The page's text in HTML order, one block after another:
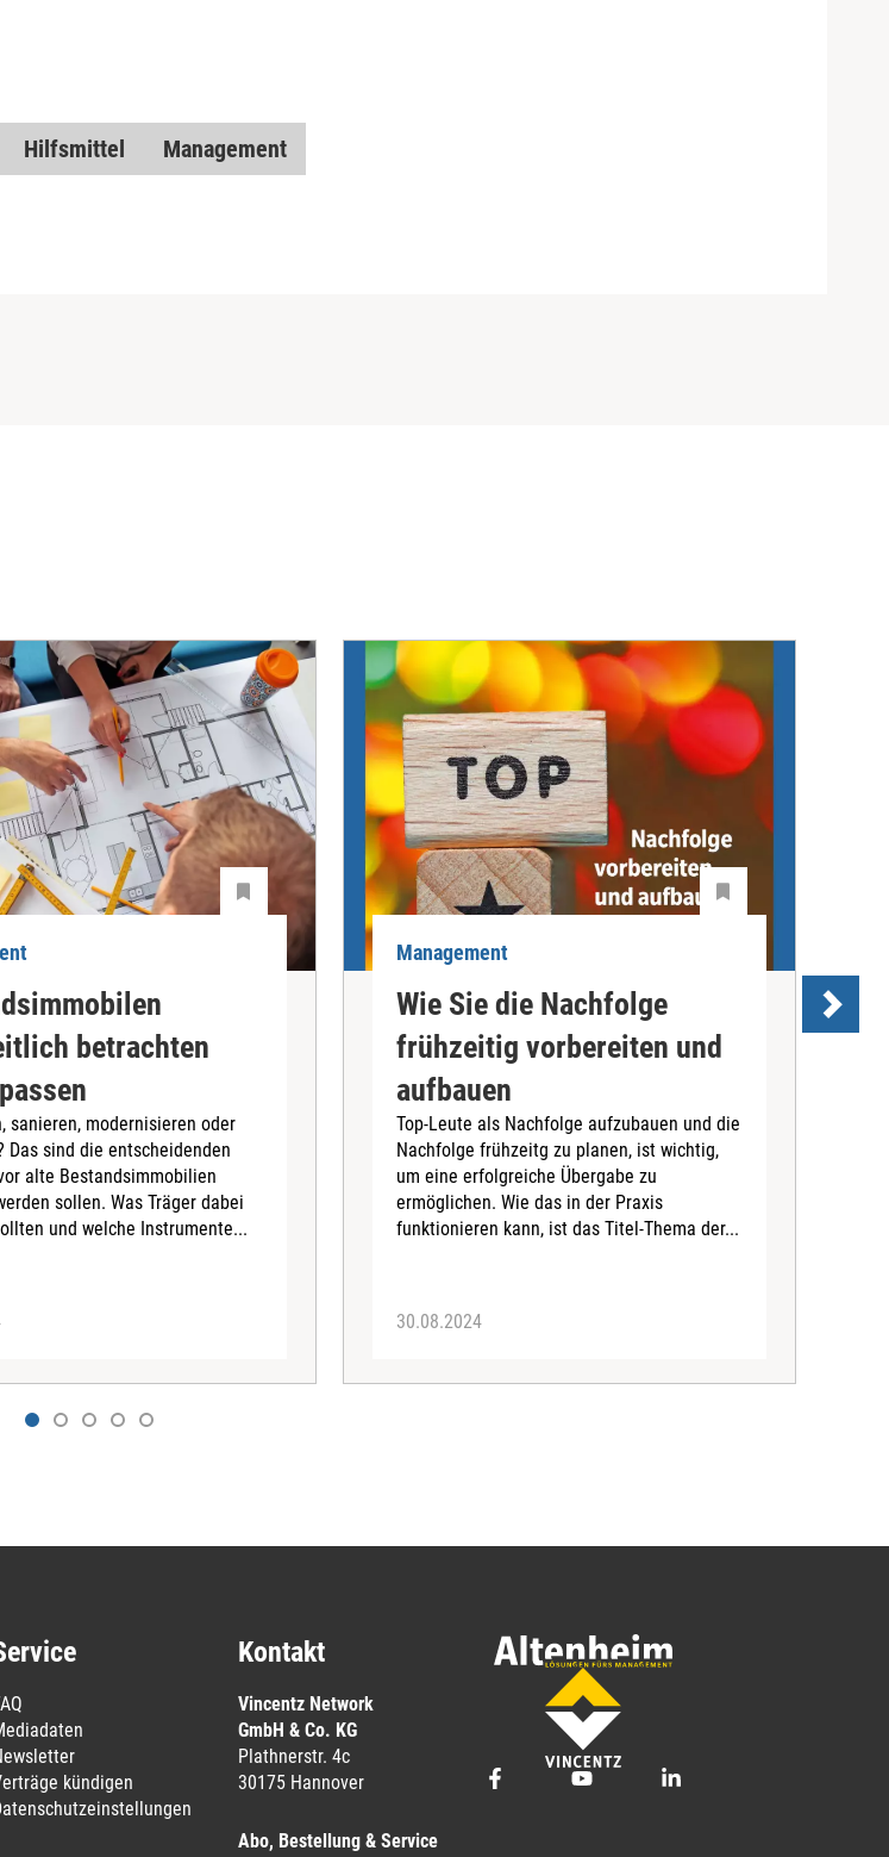
Hilfsmittel Management
betrachten
sanieren, modernisieren oder
Das sind die entscheidenden
alte Bestandsimmobilien
sollen. Was Träger dabei
und welche Instrumente...
Management
Wie Sie die Nachfolge
frühzeitig vorbereiten und
aufbauen
Top-Leute als Nachfolge aufzubauen und die
Nachfolge frühzeitg zu planen, ist wichtig,
um eine erfolgreiche Übergabe zu
ermöglichen. Wie das in der Praxis
funktionieren kann, ist das Titel-Thema der...
30.08.2024
kündigen
Kontakt
Vincentz Network
GmbH & Co. KG
Plathnerstr. 4c
30175 Hannover
Abo, Bestellung & Service